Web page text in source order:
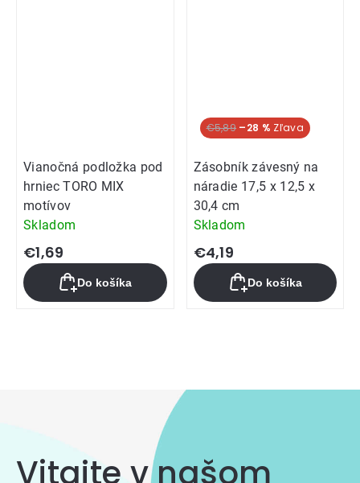
Vianočná podložka pod
hrniec TORO MIX
motívov
Skladom
€1,69
Do košíka
€5,89 –28 %
Zásobník závesný na
náradie 17,5 x 12,5 x
30,4 cm
Skladom
€4,19
Do košíka
prvky
výpisu
Vitajte v našom